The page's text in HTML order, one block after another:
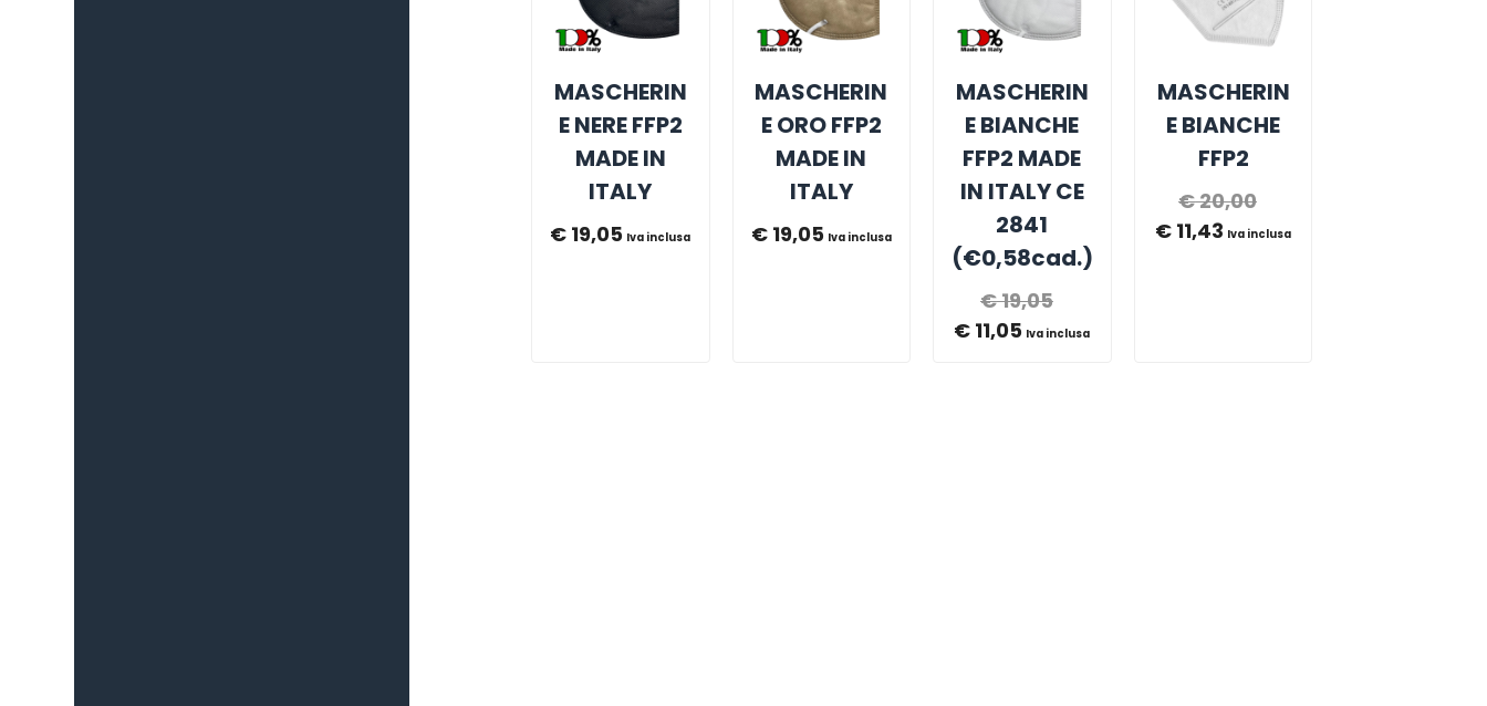
MASCHERIN
E NERE FFP2
MADE IN
ITALY
€ 19,05 Iva inclusa
MASCHERIN
E ORO FFP2
MADE IN
ITALY
€19,05 Iva inclusa
MASCHERIN
E BIANCHE
FFP2 MADE
IN ITALY CE
2841
(€0,58cad.)
€19,05
€ 11,05 Iva inclusa
MASCHERIN
E BIANCHE
FFP2
€20,00
€ 11,43 Iva inclusa